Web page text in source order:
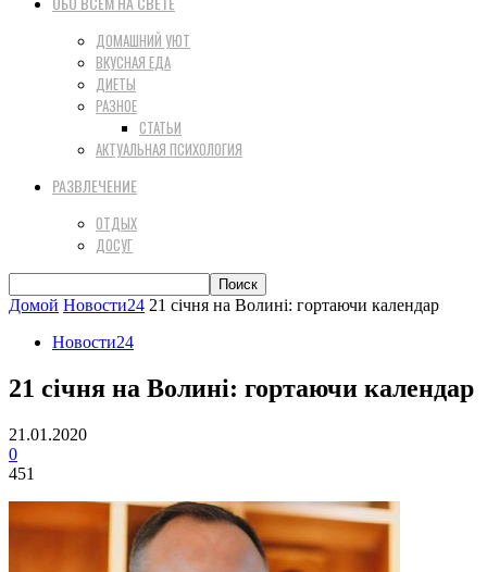
ДОМАШНИЙ УЮТ
ВКУСНАЯ ЕДА
ДИЕТЫ
РАЗНОЕ
СТАТЬИ
АКТУАЛЬНАЯ ПСИХОЛОГИЯ
РАЗВЛЕЧЕНИЕ
ОТДЫХ
ДОСУГ
Домой Новости24 21 січня на Волині: гортаючи календар
Новости24
21 січня на Волині: гортаючи календар
21.01.2020
0
451